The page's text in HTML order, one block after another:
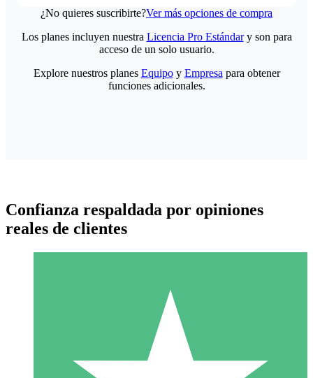
¿No quieres suscribirte?Ver más opciones de compra
Paquetes de Créditos Individuales
Paga según el uso con créditos de descarga. Sin compromiso
Los planes incluyen nuestra Licencia Pro Estándary son para
acceso de un solo usuario.
Explore nuestros planes Equipoy Empresa para obtener
funciones adicionales.
Confianza respaldada por opiniones
reales de clientes